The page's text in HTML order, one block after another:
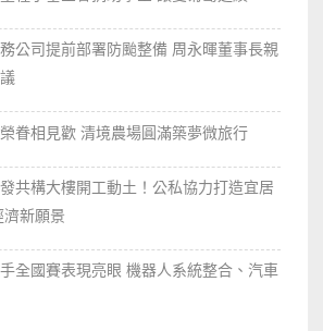
公司提前部署防颱整備 周永暉董事長親
眷相見歡 清境農場圓滿築夢微旅行
共構大樓開工動土！公私協力打造宜居
新願景
全國賽表現亮眼 機器人系統整合、汽車